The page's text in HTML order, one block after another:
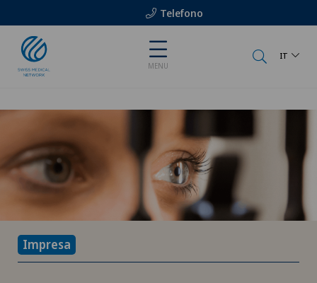
Telefono
MENU
IT
Impresa